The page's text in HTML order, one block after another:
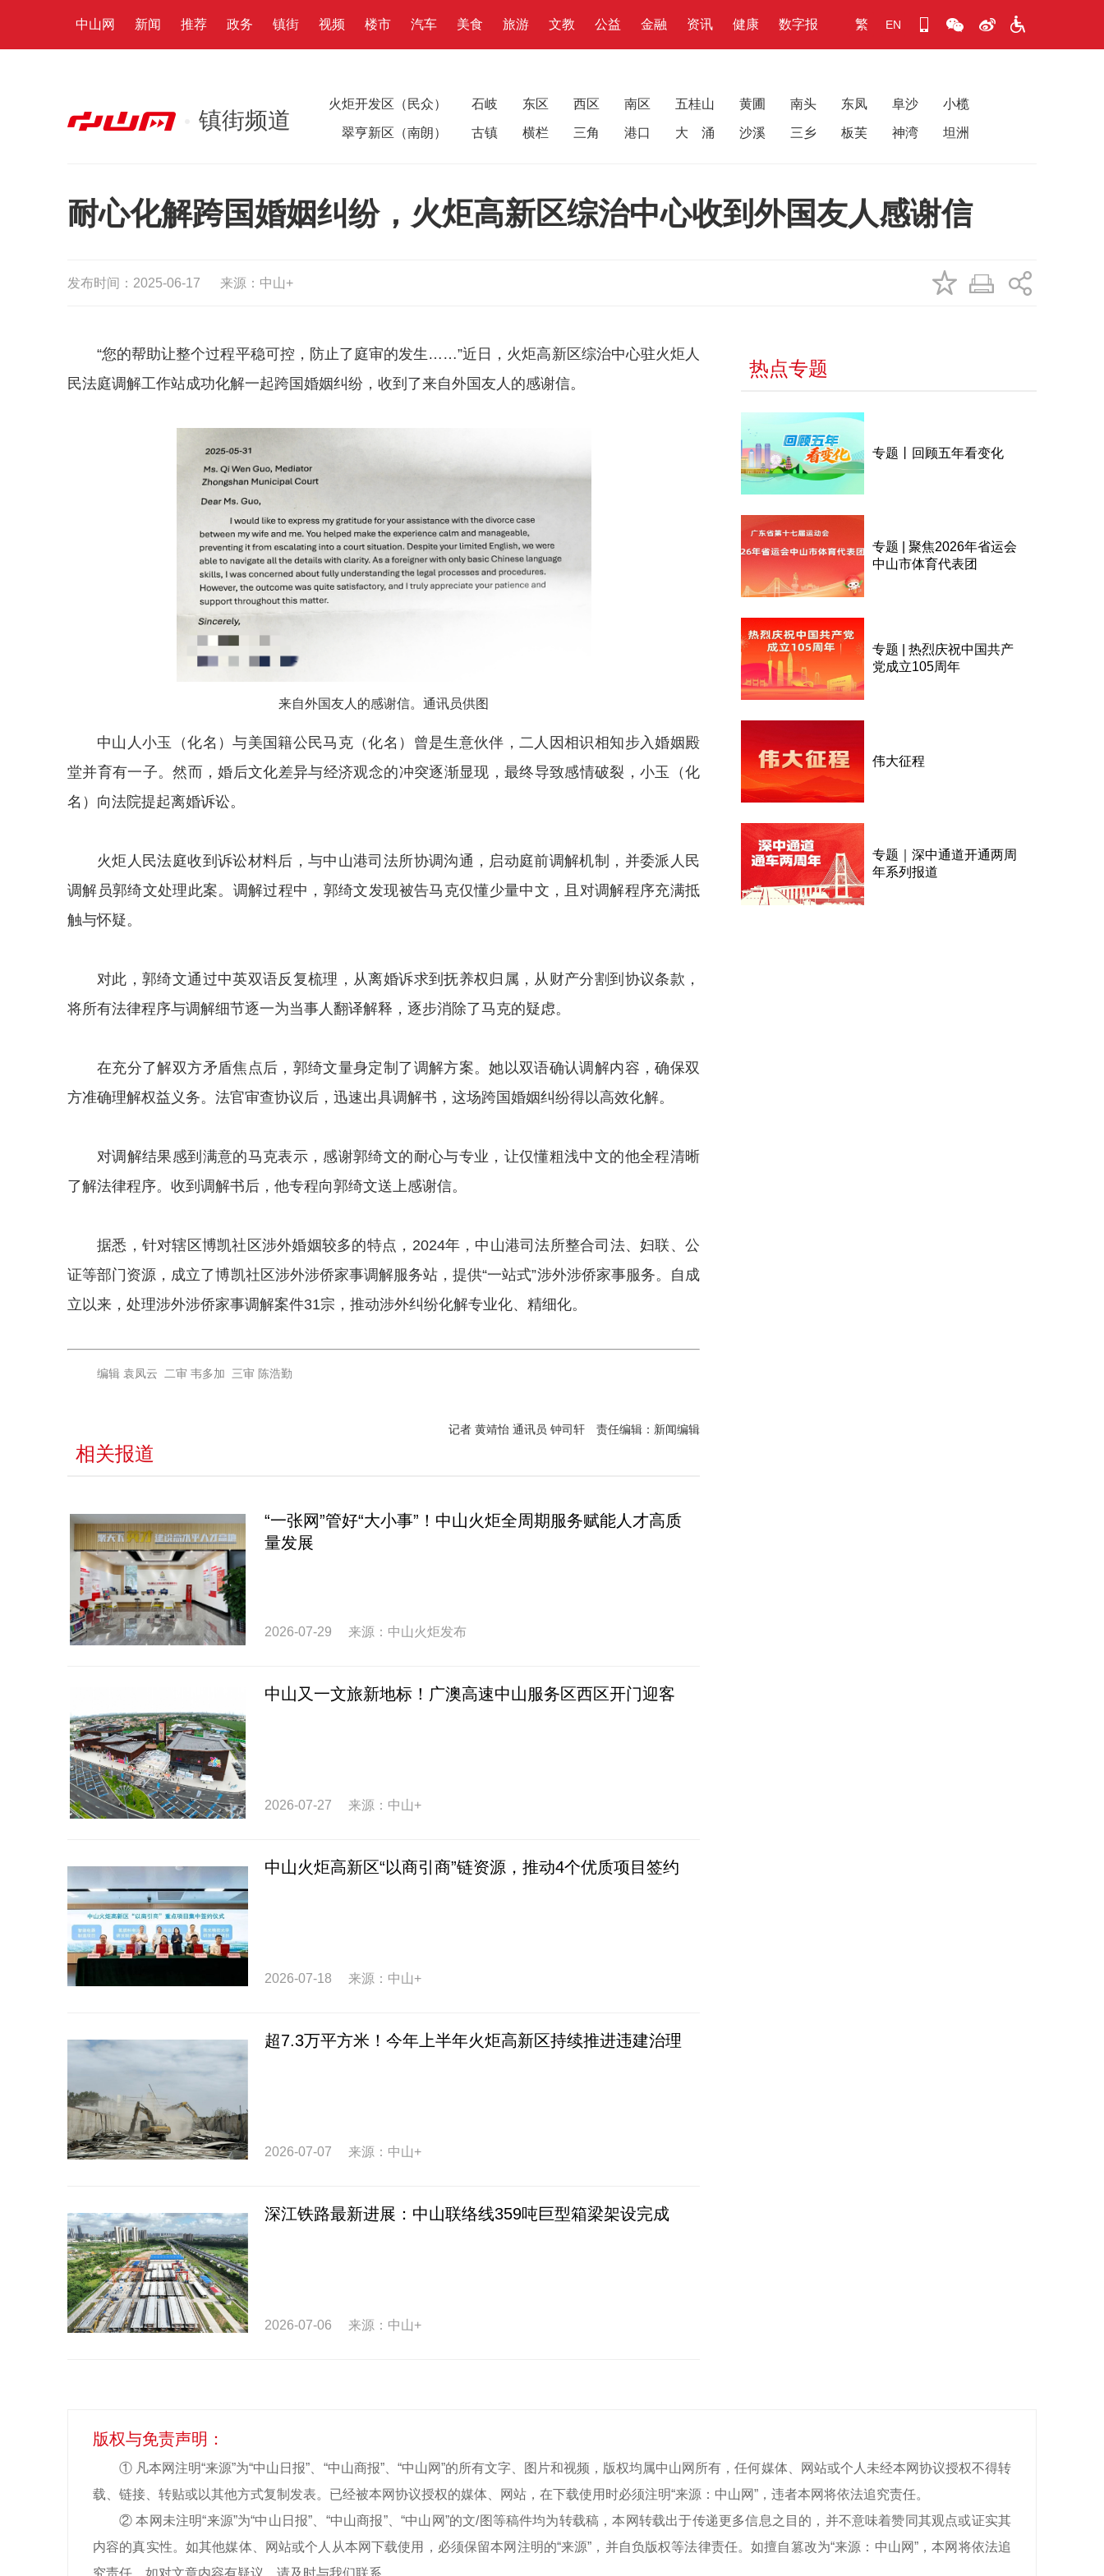
中山网 新闻 推荐 政务 镇街 视频 楼市 汽车 美食 旅游 文教 公益 金融 资讯 健康 数字报 繁 EN
镇街频道
火炬开发区（民众） 石岐 东区 西区 南区 五桂山 黄圃 南头 东凤 阜沙 小榄
翠亨新区（南朗） 古镇 横栏 三角 港口 大 涌 沙溪 三乡 板芙 神湾 坦洲
耐心化解跨国婚姻纠纷，火炬高新区综治中心收到外国友人感谢信
发布时间：2025-06-17 来源：中山+
“您的帮助让整个过程平稳可控，防止了庭审的发生……”近日，火炬高新区综治中心驻火炬人
民法庭调解工作站成功化解一起跨国婚姻纠纷，收到了来自外国友人的感谢信。
来自外国友人的感谢信。通讯员供图
中山人小玉（化名）与美国籍公民马克（化名）曾是生意伙伴，二人因相识相知步入婚姻殿
堂并育有一子。然而，婚后文化差异与经济观念的冲突逐渐显现，最终导致感情破裂，小玉（化
名）向法院提起离婚诉讼。
火炬人民法庭收到诉讼材料后，与中山港司法所协调沟通，启动庭前调解机制，并委派人民
调解员郭绮文处理此案。调解过程中，郭绮文发现被告马克仅懂少量中文，且对调解程序充满抵
触与怀疑。
对此，郭绮文通过中英双语反复梳理，从离婚诉求到抚养权归属，从财产分割到协议条款，
将所有法律程序与调解细节逐一为当事人翻译解释，逐步消除了马克的疑虑。
在充分了解双方矛盾焦点后，郭绮文量身定制了调解方案。她以双语确认调解内容，确保双
方准确理解权益义务。法官审查协议后，迅速出具调解书，这场跨国婚姻纠纷得以高效化解。
对调解结果感到满意的马克表示，感谢郭绮文的耐心与专业，让仅懂粗浅中文的他全程清晰
了解法律程序。收到调解书后，他专程向郭绮文送上感谢信。
据悉，针对辖区博凯社区涉外婚姻较多的特点，2024年，中山港司法所整合司法、妇联、公
证等部门资源，成立了博凯社区涉外涉侨家事调解服务站，提供“一站式”涉外涉侨家事服务。自成
立以来，处理涉外涉侨家事调解案件31宗，推动涉外纠纷化解专业化、精细化。
编辑 袁凤云 二审 韦多加 三审 陈浩勤
记者 黄靖怡 通讯员 钟司轩 责任编辑：新闻编辑
相关报道
“一张网”管好“大小事”！中山火炬全周期服务赋能人才高质
量发展
2026-07-29 来源：中山火炬发布
中山又一文旅新地标！广澳高速中山服务区西区开门迎客
2026-07-27 来源：中山+
中山火炬高新区“以商引商”链资源，推动4个优质项目签约
2026-07-18 来源：中山+
超7.3万平方米！今年上半年火炬高新区持续推进违建治理
2026-07-07 来源：中山+
深江铁路最新进展：中山联络线359吨巨型箱梁架设完成
2026-07-06 来源：中山+
热点专题
专题丨回顾五年看变化
专题 | 聚焦2026年省运会
中山市体育代表团
专题 | 热烈庆祝中国共产
党成立105周年
伟大征程
专题｜深中通道开通两周
年系列报道
版权与免责声明：
① 凡本网注明“来源”为“中山日报”、“中山商报”、“中山网”的所有文字、图片和视频，版权均属中山网所有，任何媒体、网站或个人未经本网协议授权不得转
载、链接、转贴或以其他方式复制发表。已经被本网协议授权的媒体、网站，在下载使用时必须注明“来源：中山网”，违者本网将依法追究责任。
② 本网未注明“来源”为“中山日报”、“中山商报”、“中山网”的文/图等稿件均为转载稿，本网转载出于传递更多信息之目的，并不意味着赞同其观点或证实其
内容的真实性。如其他媒体、网站或个人从本网下载使用，必须保留本网注明的“来源”，并自负版权等法律责任。如擅自篡改为“来源：中山网”，本网将依法追
究责任。如对文章内容有疑议，请及时与我们联系。